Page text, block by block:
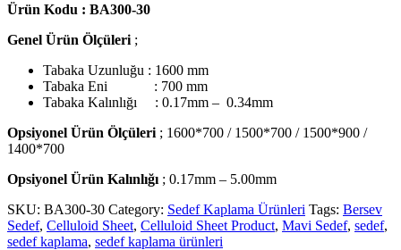
Ürün Kodu : BA300-30
Genel Ürün Ölçüleri ;
Tabaka Uzunluğu : 1600 mm
Tabaka Eni
: 700 mm
Tabaka Kalınlığı : 0.17mm – 0.34mm
Opsiyonel Ürün Ölçüleri ; 1600*700 / 1500*700 / 1500*900 /
1400*700
Opsiyonel Ürün Kalınlığı ; 0.17mm – 5.00mm
SKU: BA300-30 Category: Sedef Kaplama Ürünleri Tags: Bersev
Sedef, Celluloid Sheet, Celluloid Sheet Product, Mavi Sedef, sedef,
sedef kaplama, sedef kaplama ürünleri